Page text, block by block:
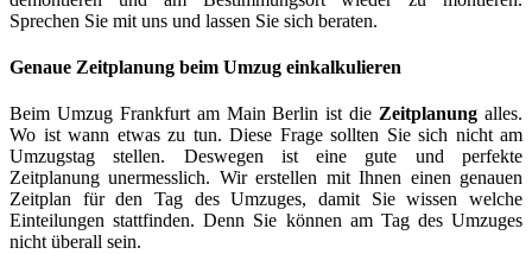
Sprechen Sie mit uns und lassen Sie sich beraten.
Genaue Zeitplanung beim Umzug einkalkulieren
Beim Umzug Frankfurt am Main Berlin ist die Zeitplanung alles.
Wo ist wann etwas zu tun. Diese Frage sollten Sie sich nicht am
Umzugstag stellen. Deswegen ist eine gute und perfekte
Zeitplanung unermesslich. Wir erstellen mit Ihnen einen genauen
Zeitplan für den Tag des Umzuges, damit Sie wissen welche
Einteilungen stattfinden. Denn Sie können am Tag des Umzuges
nicht überall sein.